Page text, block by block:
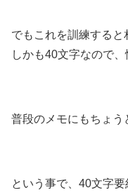
でもこれを訓練すると
しかも40文字なので
普段のメモにもちょう
という事で、40文字